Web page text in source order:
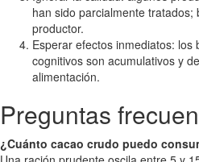
han sido parcialmente
productor.
Esperar efectos inmediatos:
cognitivos son acumulativos y
alimentación.
Preguntas
¿Cuánto cacao crudo puedo